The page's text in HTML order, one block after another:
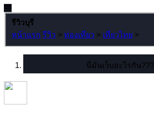
รีวิวบุรี
หน้าแรก รีวิว > ท่องเที่ยว > เที่ยวไทย >
นี่มันเว็บอะไรกัน???